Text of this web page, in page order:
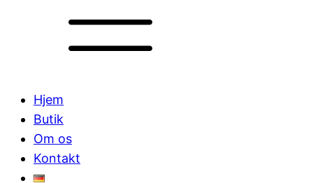
Hjem
Butik
Om os
Kontakt